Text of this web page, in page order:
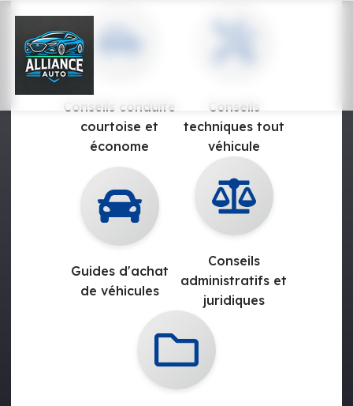
Conseils conduite
courtoise et
économe
Conseils
techniques tout
véhicule
Guides d'achat
de véhicules
Conseils
administratifs et
juridiques